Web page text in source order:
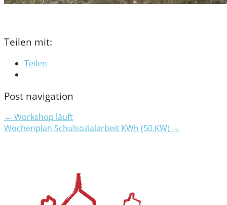
Teilen mit:
Teilen
Post navigation
← Workshop läuft
Wochenplan Schulsozialarbeit KWh (50.KW) →